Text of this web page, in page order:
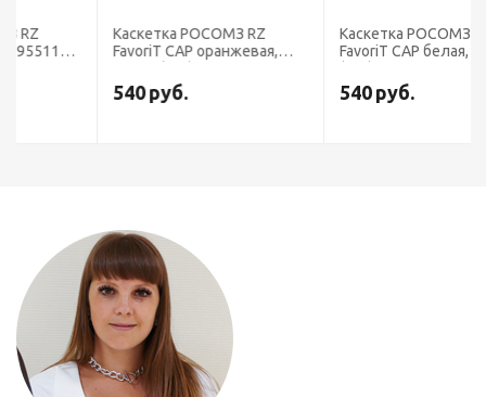
Каскетка РОСОМЗ RZ
FavoriT CAP оранжевая,
руб.
Каскетка РОСОМЗ RZ
FavoriT CAP белая, 95517
руб.